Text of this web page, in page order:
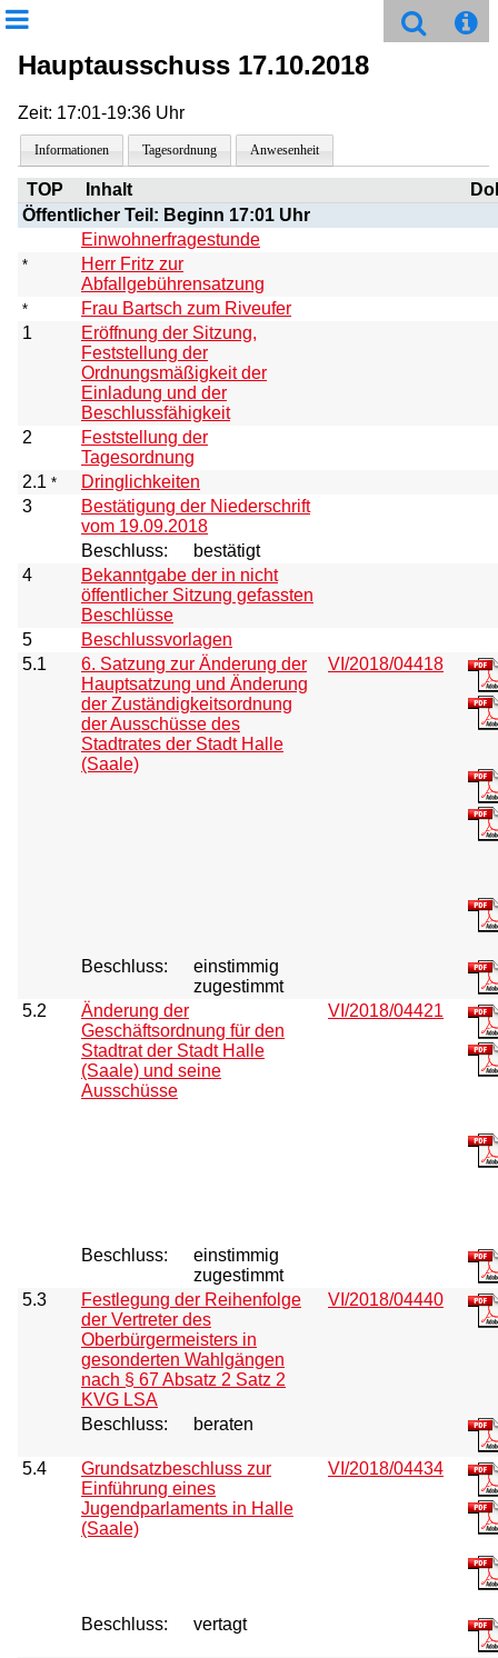
Hauptausschuss 17.10.2018
Zeit: 17:01-19:36 Uhr
Informationen Tagesordnung Anwesenheit
TOP Inhalt
Öffentlicher Teil: Beginn 17:01 Uhr
Einwohnerfragestunde
*
Herr Fritz zur
Abfallgebührensatzung
*
Frau Bartsch zum Riveufer
1
Eröffnung der Sitzung,
Feststellung der
Ordnungsmäßigkeit der
Einladung und der
Beschlussfähigkeit
2
Feststellung der
Tagesordnung
2.1 *
Dringlichkeiten
3
Bestätigung der Niederschrift
vom 19.09.2018
Beschluss:
bestätigt
4
Bekanntgabe der in nicht
öffentlicher Sitzung gefassten
Beschlüsse
5
Beschlussvorlagen
5.1
6. Satzung zur Änderung der
Hauptsatzung und Änderung
der Zuständigkeitsordnung
der Ausschüsse des
Stadtrates der Stadt Halle
(Saale)
VI/2018/04418
Beschluss:
einstimmig
zugestimmt
5.2
Änderung der
Geschäftsordnung für den
Stadtrat der Stadt Halle
(Saale) und seine
Ausschüsse
VI/2018/04421
Beschluss:
einstimmig
zugestimmt
5.3
Festlegung der Reihenfolge
der Vertreter des
Oberbürgermeisters in
gesonderten Wahlgängen
nach § 67 Absatz 2 Satz 2
KVG LSA
VI/2018/04440
Beschluss: beraten
5.4
Grundsatzbeschluss zur
Einführung eines
Jugendparlaments in Halle
(Saale)
VI/2018/04434
Beschluss: vertagt